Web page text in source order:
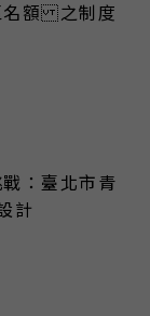
名額 之制度
：臺北市青
計